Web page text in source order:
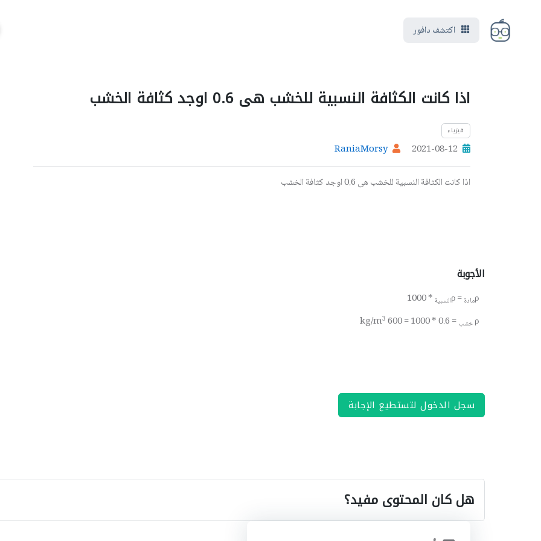
اكتشف دافور
اذا كانت الكثافة النسبية للخشب هى 0.6 اوجد كثافة الخشب
فيزياء
2021-08-12
RaniaMorsy
اذا كانت الكثافة النسبية للخشب هى 0.6 اوجد كثافة الخشب
الأجوبة
ρمادة =
ρالنسبية * 1000
ρ خشب = 0.6 * 1000 = 600 kg/m
3
سجل الدخول لتستطيع الإجابة
هل كان المحتوى مفيد؟